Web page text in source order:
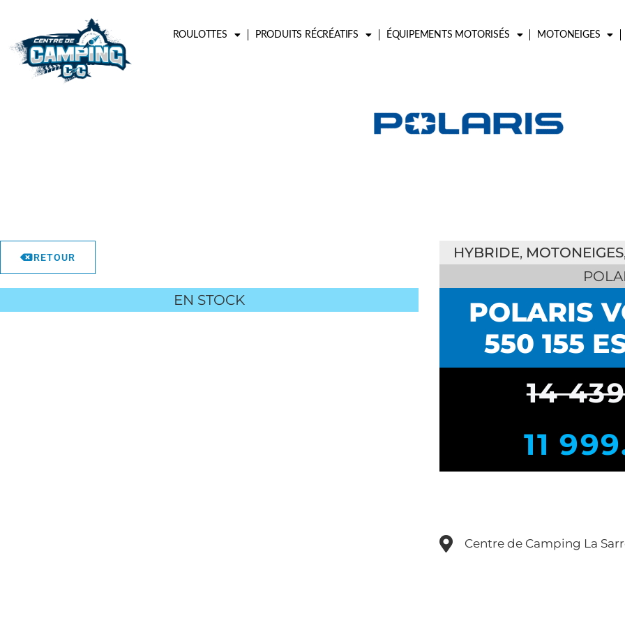
contenu
ROULOTTES PRODUITS RÉCRÉATIFS ÉQUIPEMENTS MOTORISÉS MOTONEIGES
RETOUR
EN STOCK
HYBRIDE, MOTONEIGES,
POLARIS
550 155
14
11
Centre de Camping La